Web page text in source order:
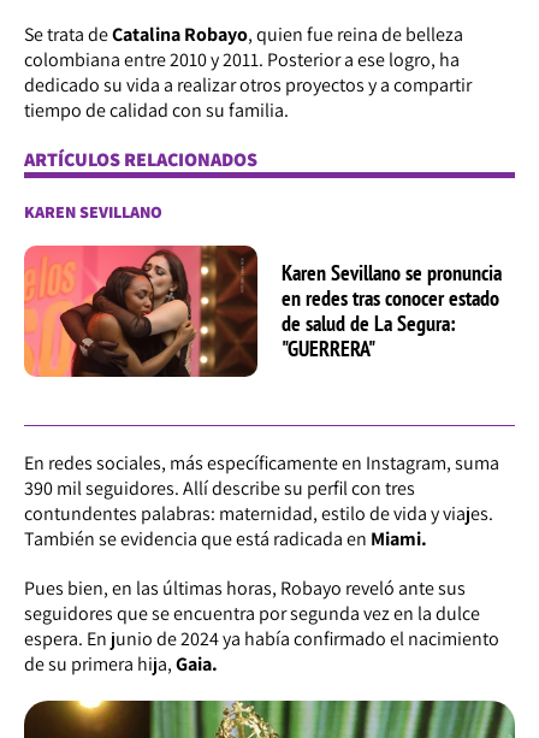
Se trata deCatalina Robayo, quien fue reina de belleza
colombiana entre 2010 y 2011. Posterior a ese logro, ha
dedicado su vida a realizar otros proyectos y a compartir
tiempo de calidad con su familia.
ARTÍCULOS RELACIONADOS
KAREN SEVILLANO
Karen Sevillano se pronuncia
en redes tras conocer estado
de salud de La Segura:
"GUERRERA"
En redes sociales, más específicamente en Instagram, suma
390 mil seguidores. Allí describe su perfil con tres
contundentes palabras: maternidad, estilo de vida y viajes.
También se evidencia que está radicada en Miami.
Pues bien, en las últimas horas, Robayo reveló ante sus
seguidores que se encuentra por segunda vez en la dulce
espera. En junio de 2024 ya había confirmado el nacimiento
de su primera hija,Gaia.